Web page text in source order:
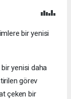
bir yenisi
yenisi daha
görev
çeken bir